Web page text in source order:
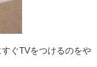
ぐTVをつけるのをや